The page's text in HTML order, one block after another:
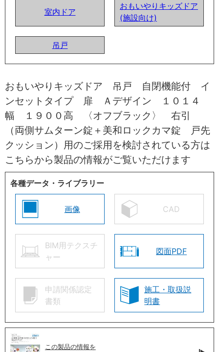
室内ドア
おもいやりキッズドア
(施設向け)
吊戸
おもいやりキッズドア 吊戸 自閉機能付 イ
ンセットタイプ 扉 Ａデザイン １０１４
幅 １９００高 〈オフブラック〉 右引
（両側サムターン錠＋美和ロックカマ錠 戸先
クッション）用のご採用を検討されている方は
こちらから製品の情報がご覧いただけます
各種データ・ライブラリー
画像 CAD
BIM用テクスチ
ャー
図面PDF
申請関係認定
書類
施工・取扱説
明書
この製品の情報を